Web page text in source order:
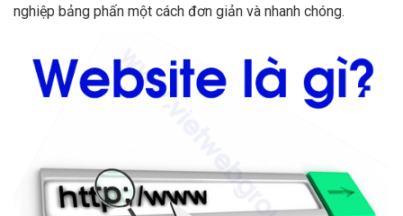
nghiệp bảng phấn một cách đơn giản và nhanh chóng.